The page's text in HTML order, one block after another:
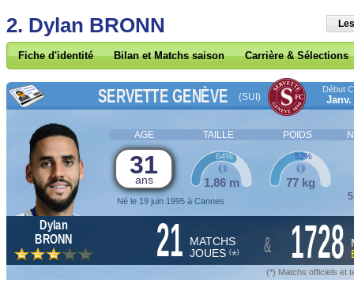
2. Dylan BRONN
Fiche d'identité Bilan et Matchs saison Carrière & Sélections
SERVETTE GENÈVE (SUI)
Début
Janv.
AGE TAILLE POIDS
31
ans
Né le 19 juin 1995 à Cannes
1,86 m
64%
77 kg
52%
Dylan
BRONN
21 MATCHS
JOUES (*) & 1728
(*) Matchs officiels et